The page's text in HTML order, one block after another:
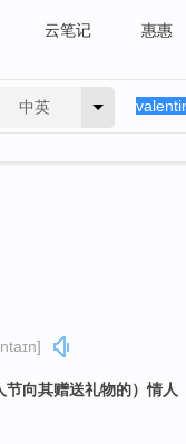
云笔记 惠惠
中英
向其赠送礼物的）情人